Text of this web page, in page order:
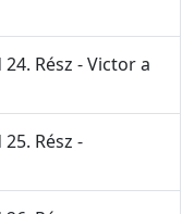
Rész - Victor a
Rész -